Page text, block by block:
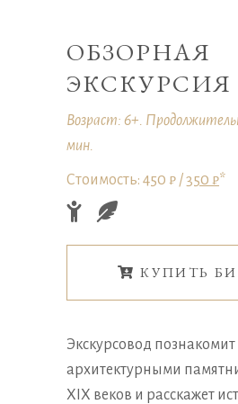
ОБЗОРНАЯ
ЭКСКУРСИЯ
Возраст: 6+.
мин.
Стоимость: 450 ₽ /350 ₽*
КУПИТЬ
Экскурсовод познакомит
архитектурными
XIX веков и расскажет